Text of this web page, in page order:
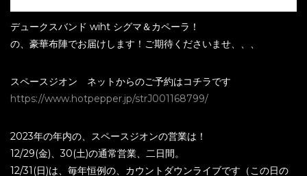
デュークスバンド wiht シグマ＆カペーラ！
の、豪華布陣でお届けします！ご期待くださいませ、、、
スペースジオン ネットからのご予約はコチラです
https://www.hotpepper.jp/strJ001168799/
2023年の年内の、スペースジオンの営業は！
12/29(金)、30(土)の通常営業、二日間。
12/31(日)は、毎年恒例の、カウントダウンライブです（この日の